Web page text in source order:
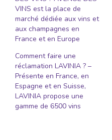
VINS est la place de
marché dédiée aux vins et
aux champagnes en
France et en Europe
Comment faire une
réclamation LAVINIA ? –
Présente en France, en
Espagne et en Suisse,
LAVINIA propose une
gamme de 6500 vins